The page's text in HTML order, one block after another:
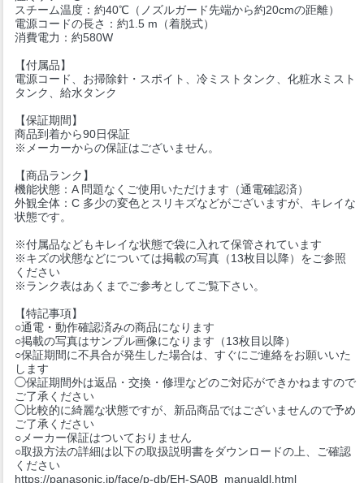
スチーム温度：約40℃（ノズルガード先端から約20cmの距離）
電源コードの長さ：約1.5 m（着脱式）
消費電力：約580W
【付属品】
電源コード、お掃除針・スポイト、冷ミストタンク、化粧水ミスト
タンク、給水タンク
【保証期間】
商品到着から90日保証
※メーカーからの保証はございません。
【商品ランク】
機能状態：A 問題なくご使用いただけます（通電確認済）
外観全体：C 多少の変色とスリキズなどがございますが、キレイな
状態です。
※付属品などもキレイな状態で袋に入れて保管されています
※キズの状態などについては掲載の写真（13枚目以降）をご参照
ください
※ランク表はあくまでご参考としてご覧下さい。
【特記事項】
○通電・動作確認済みの商品になります
○掲載の写真はサンプル画像になります（13枚目以降）
○保証期間に不具合が発生した場合は、すぐにご連絡をお願いいた
します
◯保証期間外は返品・交換・修理などのご対応ができかねますので
ご了承ください
◯比較的に綺麗な状態ですが、新品商品ではございませんので予め
ご了承ください
○メーカー保証はついておりません
○取扱方法の詳細は以下の取扱説明書をダウンロードの上、ご確認
ください
https://panasonic.jp/face/p-db/EH-SA0B_manualdl.html